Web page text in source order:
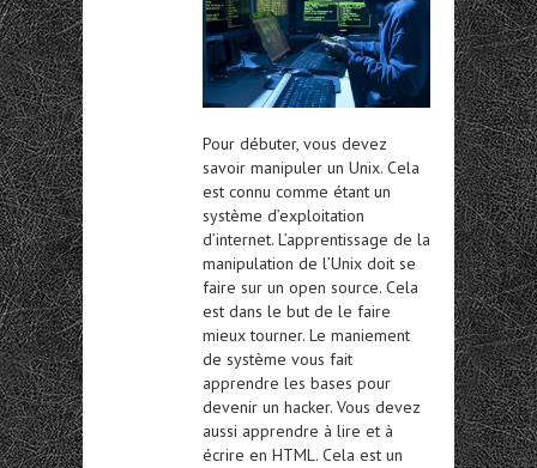
Pour débuter, vous devez
savoir manipuler un Unix. Cela
est connu comme étant un
système d’exploitation
d’internet. L’apprentissage de la
manipulation de l’Unix doit se
faire sur un open source. Cela
est dans le but de le faire
mieux tourner. Le maniement
de système vous fait
apprendre les bases pour
devenir un hacker. Vous devez
aussi apprendre à lire et à
écrire en HTML. Cela est un